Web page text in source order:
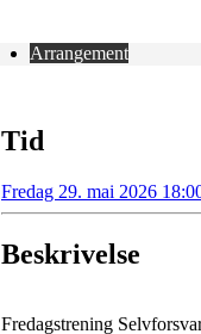
Arrangement
Tid
Fredag 29. mai 2026
Beskrivelse
Fredagstrening